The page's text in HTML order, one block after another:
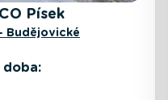
Písek
Budějovické